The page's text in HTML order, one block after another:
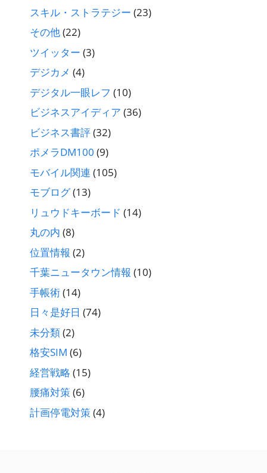
スキル・ストラテジー (23)
その他(22)
ツイッター (3)
デジカメ (4)
デジタル一眼レフ (10)
ビジネスアイディア (36)
ビジネス書評(32)
ポメラDM100 (9)
モバイル関連 (105)
モブログ(13)
リュウドキーボード (14)
丸の内 (8)
位置情報 (2)
千葉ニュータウン情報 (10)
手帳術(14)
日々是好日 (74)
未分類(2)
格安SIM (6)
経営戦略 (15)
腰痛対策 (6)
計画停電対策 (4)